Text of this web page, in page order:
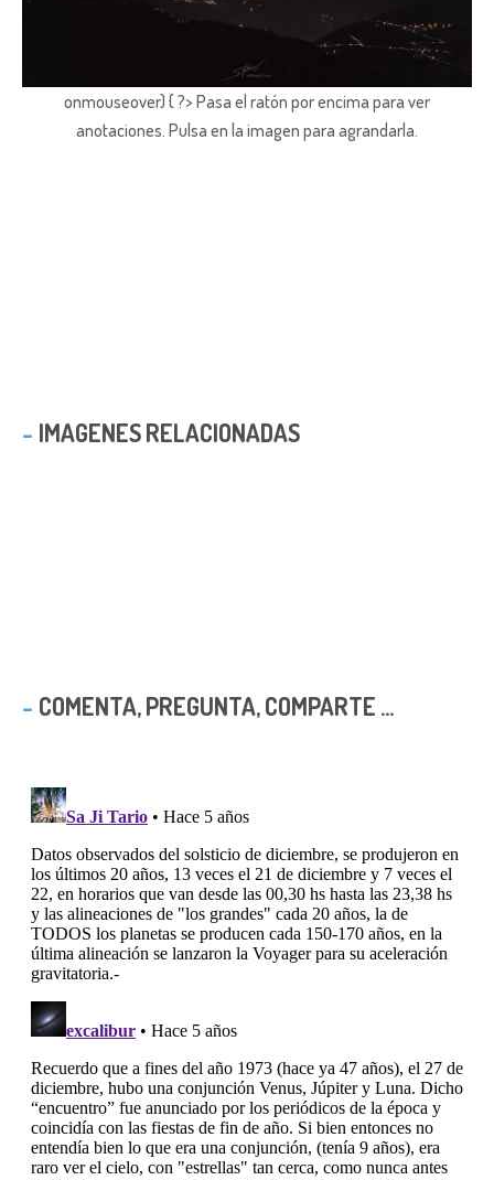
onmouseover) { ?> Pasa el ratón por encima para ver
anotaciones. Pulsa en la imagen para agrandarla.
IMAGENES RELACIONADAS
COMENTA, PREGUNTA, COMPARTE ...